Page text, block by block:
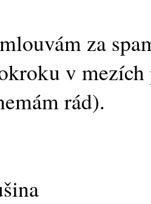
za
v
rád).